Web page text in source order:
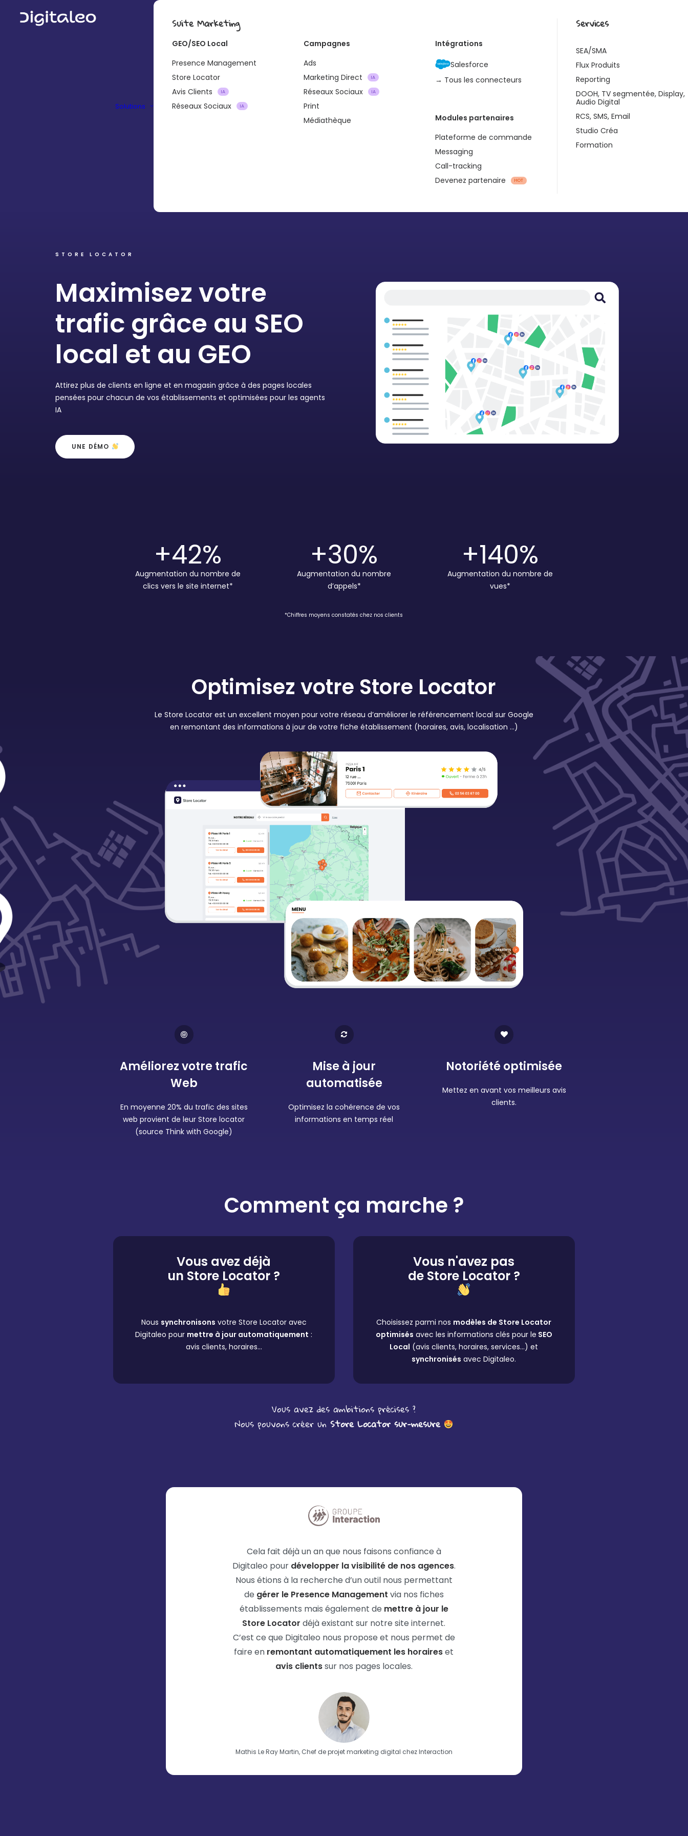
Solutions
Suite Marketing
GEO/SEO Local
Presence Management
Store Locator
Avis Clients
IA
Réseaux Sociaux IA
Campagnes
Ads
Marketing Direct
IA
Réseaux Sociaux IA
Print
Médiathèque
Intégrations
Salesforce
→ Tous les connecteurs
Modules partenaires
Plateforme de commande
Messaging
Call-tracking
Devenez partenaire
HOT
Services
SEA/SMA
Flux Produits
Reporting
DOOH, TV segmentée, Display,
Audio Digital
RCS, SMS, Email
Studio Créa
Formation
STORE LOCATOR
Maximisez votre
trafic grâce au SEO
local et au GEO
Attirez plus de clients en ligne et en magasin grâce à des pages locales
pensées pour chacun de vos établissements et optimisées pour les agents
IA
UNE DÉMO
+42%
Augmentation du nombre de
clics vers le site internet*
+30%
Augmentation du nombre
d’appels*
+140%
Augmentation du nombre de
vues*
*Chiffres moyens constatés chez nos clients
Optimisez votre Store Locator
Le Store Locator est un excellent moyen pour votre réseau d’améliorer le référencement local sur Google
en remontant des informations à jour de votre fiche établissement (horaires, avis, localisation ...)
Améliorez votre trafic
Web
En moyenne 20% du trafic des sites
web provient de leur Store locator
(source Think with Google)
Mise à jour
automatisée
Optimisez la cohérence de vos
informations en temps réel
Notoriété optimisée
Mettez en avant vos meilleurs avis
clients.
Comment ça marche ?
Vous avez déjà
un Store Locator ?
Nous synchronisons votre Store Locator avec
Digitaleo pour mettre à jour automatiquement :
avis clients, horaires…
Vous n'avez pas
de Store Locator ?
Choisissez parmi nos modèles de Store Locator
optimisés avec les informations clés pour le SEO
Local (avis clients, horaires, services…) et
synchronisés avec Digitaleo.
Vous avez des ambitions précises ?
Nous pouvons créer un Store Locator sur-mesure
Cela fait déjà un an que nous faisons confiance à
Digitaleo pour développer la visibilité de nos agences.
Nous étions à la recherche d’un outil nous permettant
de gérer le Presence Management via nos fiches
établissements mais également de mettre à jour le
Store Locator déjà existant sur notre site internet.
C’est ce que Digitaleo nous propose et nous permet de
faire en remontant automatiquement les horaireset
avis clientssur nos pages locales.
Mathis Le Ray Martin, Chef de projet marketing digital chez Interaction